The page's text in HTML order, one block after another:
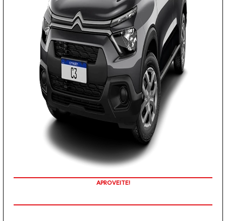
APROVEITE!